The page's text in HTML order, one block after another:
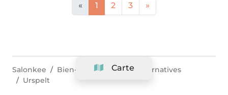
« 1 2 3 »
Carte
Salonkee
Bien-être & thérapies alternatives
Urspelt